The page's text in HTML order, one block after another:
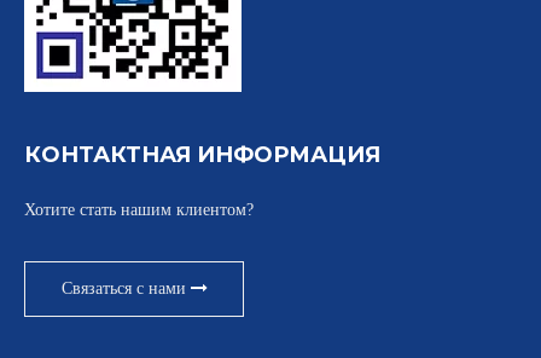
КОНТАКТНАЯ ИНФОРМАЦИЯ
Хотите стать нашим клиентом?
Связаться с нами